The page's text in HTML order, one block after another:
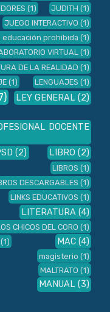
(1) JUDITH (1)
JUEGO INTERACTIVO (1)
educación prohibida (1)
VIRTUAL (1)
DE LA REALIDAD (1)
(1) LENGUAJES (1)
LEY GENERAL (2)
DOCENTE
(2) LIBRO (2)
LIBROS (1)
DESCARGABLES (1)
LINKS EDUCATIVOS (1)
LITERATURA (4)
CHICOS DEL CORO (1)
(1) MAC (4)
magisterio (1)
MALTRATO (1)
MANUAL (3)